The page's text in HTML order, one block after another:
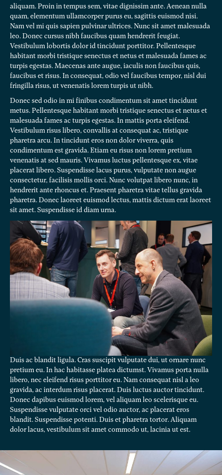
aliquam. Proin in tempus sem, vitae dignissim ante. Aenean nulla
quam, elementum ullamcorper purus eu, sagittis euismod nisi.
Nam vel mi quis sapien pulvinar ultrices. Nunc sit amet malesuada
leo. Donec cursus nibh faucibus quam hendrerit feugiat.
Vestibulum lobortis dolor id tincidunt porttitor. Pellentesque
habitant morbi tristique senectus et netus et malesuada fames ac
turpis egestas. Maecenas ante augue, iaculis non faucibus quis,
faucibus et risus. In consequat, odio vel faucibus tempor, nisl dui
fringilla risus, ut venenatis lorem turpis ut nibh.
Donec sed odio in mi finibus condimentum sit amet tincidunt
metus. Pellentesque habitant morbi tristique senectus et netus et
malesuada fames ac turpis egestas. In mattis porta eleifend.
Vestibulum risus libero, convallis at consequat ac, tristique
pharetra arcu. In tincidunt eros non dolor viverra, quis
condimentum est gravida. Etiam eu risus non lorem pretium
venenatis at sed mauris. Vivamus luctus pellentesque ex, vitae
placerat libero. Suspendisse lacus purus, vulputate non augue
consectetur, facilisis mollis orci. Nunc volutpat libero nunc, in
hendrerit ante rhoncus et. Praesent pharetra vitae tellus gravida
pharetra. Donec laoreet euismod lectus, mattis dictum erat laoreet
sit amet. Suspendisse id diam urna.
Duis ac blandit ligula. Cras suscipit vulputate dui, ut ornare nunc
pretium eu. In hac habitasse platea dictumst. Vivamus porta nulla
libero, nec eleifend risus porttitor eu. Nam consequat nisl a leo
gravida, ac interdum risus placerat. Duis luctus auctor tincidunt.
Donec dapibus euismod lorem, vel aliquam leo scelerisque eu.
Suspendisse vulputate orci vel odio auctor, ac placerat eros
blandit. Suspendisse potenti. Duis et pharetra tortor. Aliquam
dolor lacus, vestibulum sit amet commodo ut, lacinia ut est.